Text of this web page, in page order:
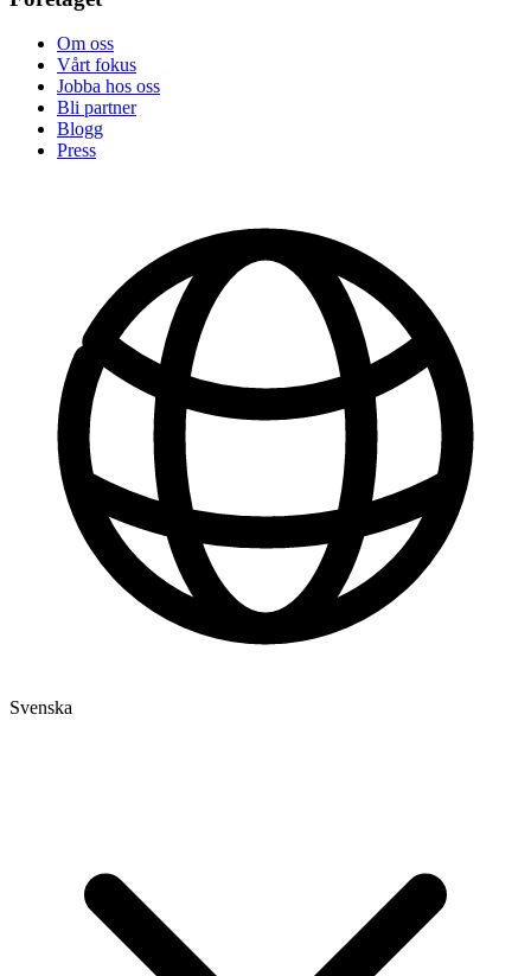
Om oss
Vårt fokus
Jobba hos oss
Bli partner
Blogg
Press
Svenska